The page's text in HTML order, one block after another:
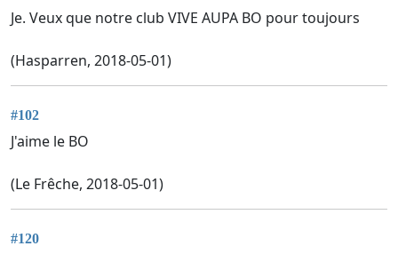
Je. Veux que notre club VIVE AUPA BO pour toujours
(Hasparren, 2018-05-01)
#102
J'aime le BO
(Le Frêche, 2018-05-01)
#120